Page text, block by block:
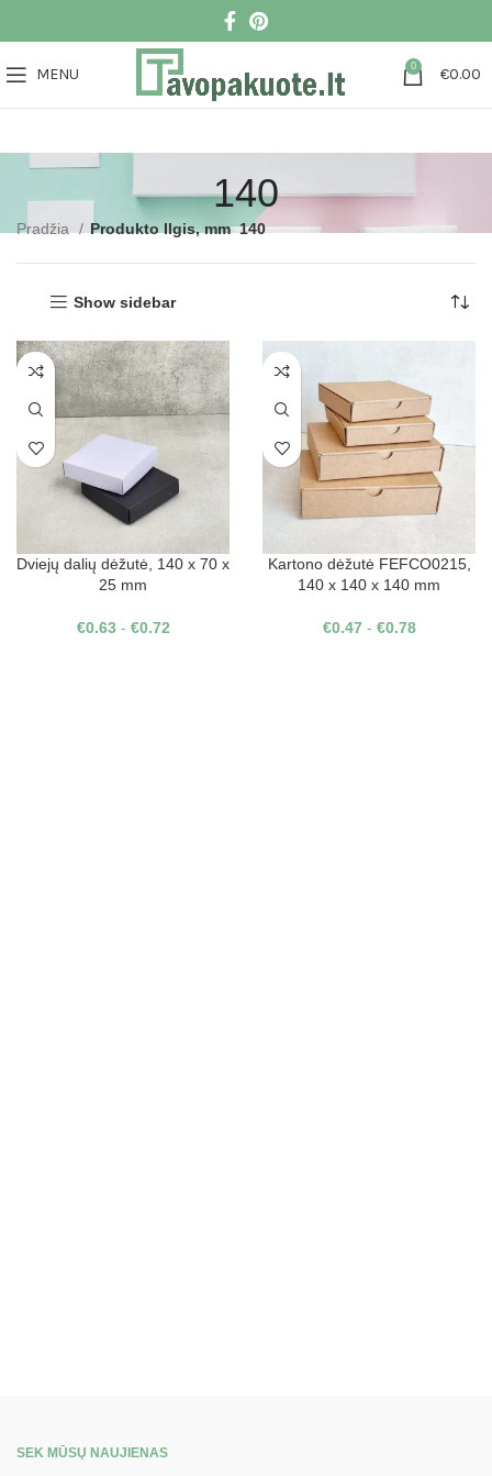
MENU 0 €0.00
140
Pradžia Produkto Ilgis, mm 140
Show sidebar
Dviejų dalių dėžutė, 140 x 70 x
25 mm
€0.63- €0.72
Kartono dėžutė FEFCO0215,
140 x 140 x 140 mm
€0.47 - €0.78
SEK MŪSŲ NAUJIENAS